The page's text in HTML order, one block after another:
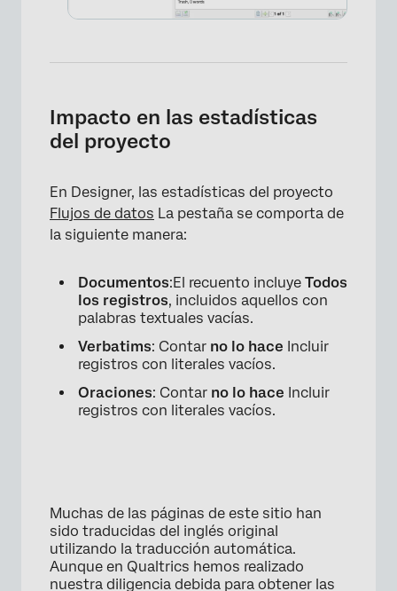
×
×
×
Impacto en las estadísticas
del proyecto
En Designer, las estadísticas del proyecto
Flujos de datos La pestaña se comporta de
la siguiente manera:
Documentos:El recuento incluye Todos
los registros, incluidos aquellos con
palabras textuales vacías.
Verbatims: Contar no lo hace Incluir
registros con literales vacíos.
Oraciones: Contar no lo hace Incluir
registros con literales vacíos.
Muchas de las páginas de este sitio han
sido traducidas del inglés original
utilizando la traducción automática.
Aunque en Qualtrics hemos realizado
nuestra diligencia debida para obtener las